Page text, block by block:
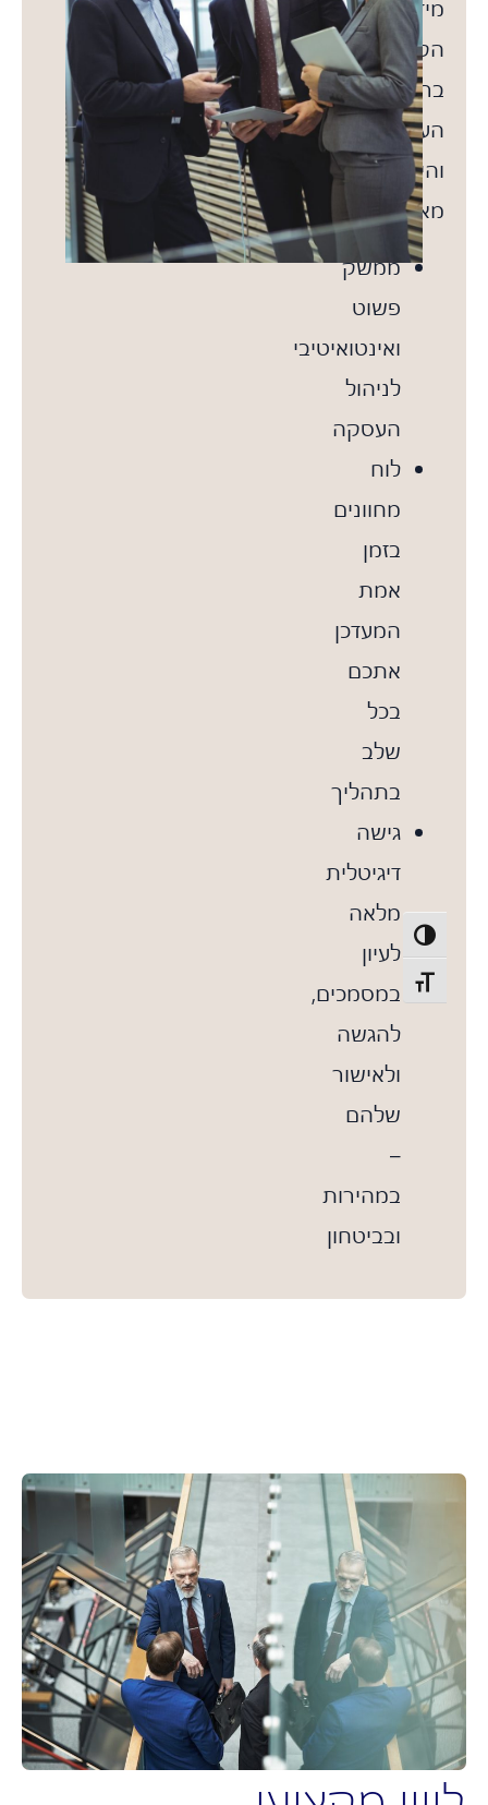
הפעל/כבה ניגודיות גבוהה
מתג גודל גופן
הקיימים
ברחבי
העולם,
מאפשרת:
ממשק
פשוט
ואינטואיטיבי
לניהול
העסקה
לוח
מחוונים
המעדכן
אתכם
בתהליך
גישה
דיגיטלית
מלאה
לעיון
במסמכים,
להגשה
ולאישור
שלהם
במהירות
ובביטחון